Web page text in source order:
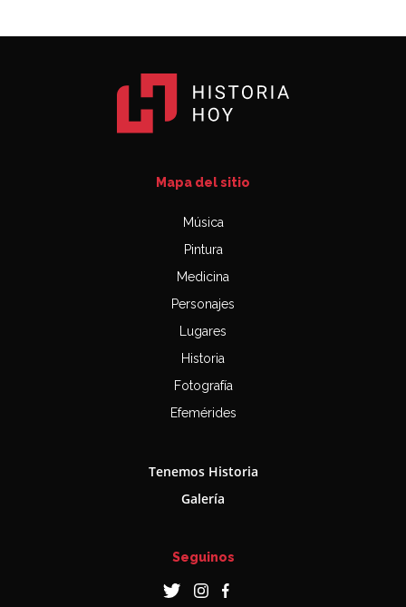
Mapa del sitio
Música
Pintura
Medicina
Personajes
Lugares
Historia
Fotografía
Efemérides
Tenemos Historia
Galería
Seguinos